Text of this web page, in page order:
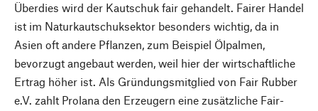
Überdies wird der Kautschuk fair gehandelt. Fairer Handel
ist im Naturkautschuksektor besonders wichtig, da in
Asien oft andere Pflanzen, zum Beispiel Ölpalmen,
bevorzugt angebaut werden, weil hier der wirtschaftliche
Ertrag höher ist. Als Gründungsmitglied von Fair Rubber
e.V. zahlt Prolana den Erzeugern eine zusätzliche Fair-